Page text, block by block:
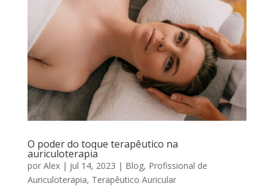
O poder do toque terapêutico na
auriculoterapia
por Alex| jul 14, 2023 | Blog, Profissional de
Auriculoterapia, Terapêutico Auricular